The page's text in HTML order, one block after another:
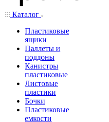
Каталог
Пластиковые
ящики
Паллеты и
поддоны
Канистры
пластиковые
Листовые
пластики
Бочки
Пластиковые
емкости